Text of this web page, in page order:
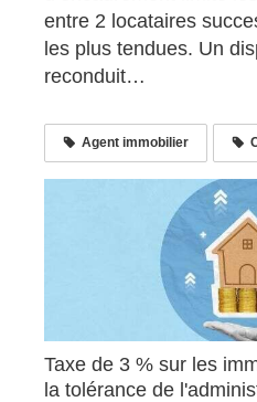
entre 2 locataires
les plus tendues. Un
reconduit…
Agent immobilier
Taxe de 3 % sur les
la tolérance de